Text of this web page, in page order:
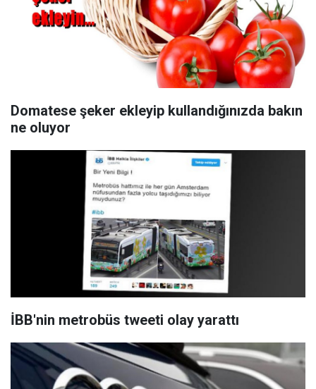
Domatese şeker ekleyip kullandığınızda bakın
ne oluyor
İBB'nin metrobüs tweeti olay yarattı